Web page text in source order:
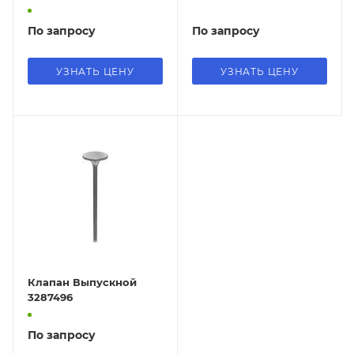
По запросу
УЗНАТЬ ЦЕНУ
По запросу
УЗНАТЬ ЦЕНУ
Клапан Выпускной
3287496
По запросу